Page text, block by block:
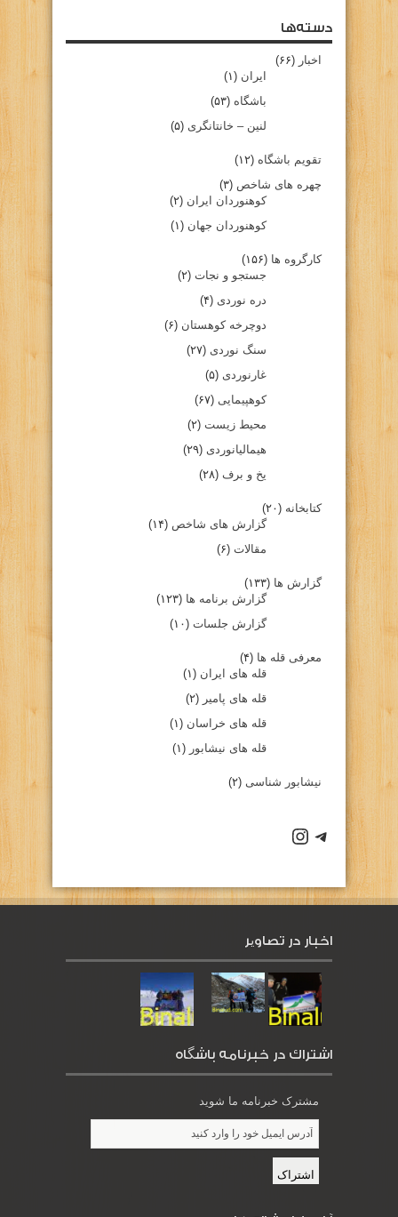
دسته‌ها
اخبار (۶۶)
ایران (۱)
باشگاه (۵۳)
لنین – خانتانگری (۵)
تقویم باشگاه (۱۲)
چهره های شاخص (۳)
کوهنوردان ایران (۲)
کوهنوردان جهان (۱)
کارگروه ها (۱۵۶)
جستجو و نجات (۲)
دره نوردی (۴)
دوچرخه کوهستان (۶)
سنگ نوردی (۲۷)
غارنوردی (۵)
کوهپیمایی (۶۷)
محیط زیست (۲)
هیمالیانوردی (۲۹)
یخ و برف (۲۸)
کتابخانه (۲۰)
گزارش های شاخص (۱۴)
مقالات (۶)
گزارش ها (۱۳۳)
گزارش برنامه ها (۱۲۳)
گزارش جلسات (۱۰)
معرفی قله ها (۴)
قله های ایران (۱)
قله های پامیر (۲)
قله های خراسان (۱)
قله های نیشابور (۱)
نیشابور شناسی (۲)
كانال تلگرام باشگاه
صفحه اينستاگرام باشگاه
اخبار در تصاویر
اشتراك در خبرنامه باشگاه
مشترک خبرنامه ما شوید